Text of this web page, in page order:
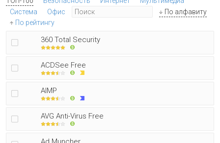
Система
Офис
По алфавиту
По рейтингу
360 Total Security
ACDSee Free
AIMP
AVG Anti-Virus Free